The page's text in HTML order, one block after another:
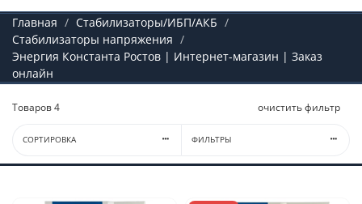
Главная
Стабилизаторы/ИБП/АКБ
Стабилизаторы напряжения
Энергия Константа Ростов | Интернет-магазин | Заказ
онлайн
Товаров4 очистить фильтр
СОРТИРОВКА ФИЛЬТРЫ